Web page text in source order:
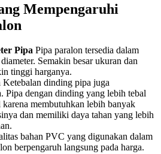
Mempengaruhi
Pipa Pipa paralon tersedia dalam
Semakin besar ukuran dan
tinggi harganya.
Ketebalan dinding pipa juga
Pipa dengan dinding yang lebih tebal
karena membutuhkan lebih banyak
dan memiliki daya tahan yang lebih
bahan PVC yang digunakan dalam
berpengaruh langsung pada harga.